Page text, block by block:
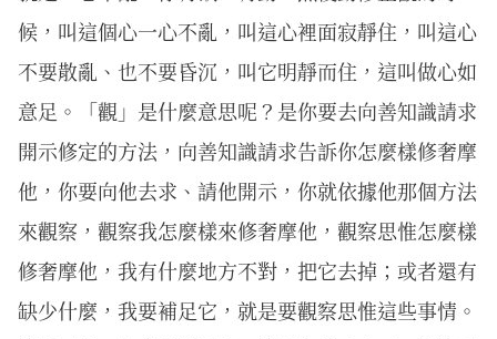
候，叫這個心一心不亂，叫這心裡面寂靜住，叫這心
不要散亂、也不要昏沉，叫它明靜而住，這叫做心如
意足。「觀」是什麼意思呢？是你要去向善知識請求
開示修定的方法，向善知識請求告訴你怎麼樣修奢摩
他，你要向他去求、請他開示，你就依據他那個方法
來觀察，觀察我怎麼樣來修奢摩他，觀察思惟怎麼樣
修奢摩他，我有什麼地方不對，把它去掉；或者還有
缺少什麼，我要補足它，就是要觀察思惟這些事情。